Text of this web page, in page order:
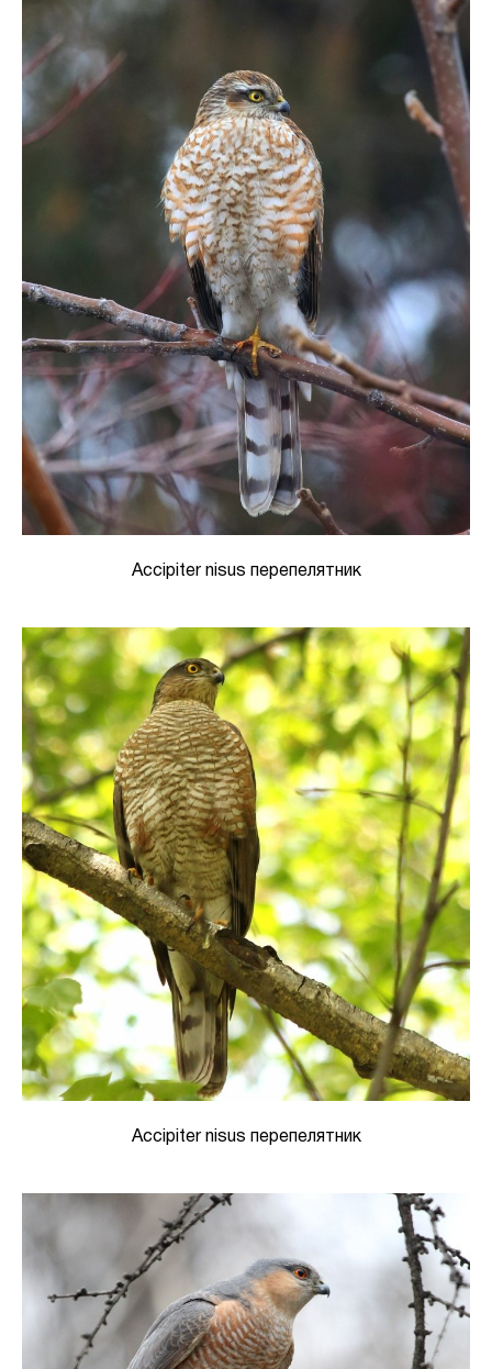
Accipiter nisus перепелятник
Accipiter nisus перепелятник